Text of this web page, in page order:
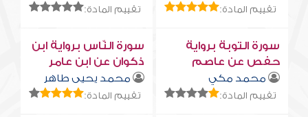
تقييم المادة: تقييم المادة:
سورة التوبة برواية
حفص عن عاصم
محمد مكي
تقييم المادة:
سورة النّاس برواية ابن
ذكوان عن ابن عامر
محمد يحيى طاهر
تقييم المادة: